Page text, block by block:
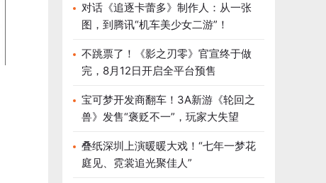
对话《追逐卡蕾多》制作人：从一张
图，到腾讯“机车美少女二游”！
不跳票了！《影之刃零》官宣终于做
完，8月12日开启全平台预售
宝可梦开发商翻车！3A新游《轮回之
兽》发售“褒贬不一”，玩家大失望
叠纸深圳上演暖暖大戏！“七年一梦花
庭见、霓裳追光聚佳人”